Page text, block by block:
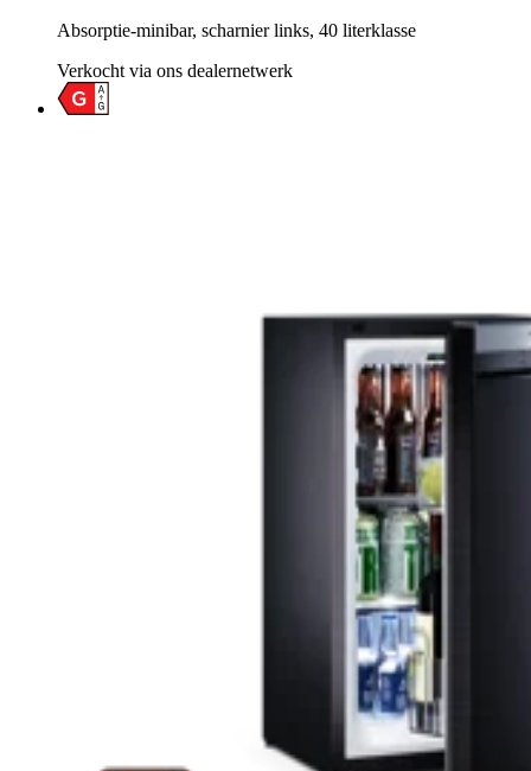
Absorptie-minibar, scharnier links, 40 literklasse
Verkocht via ons dealernetwerk